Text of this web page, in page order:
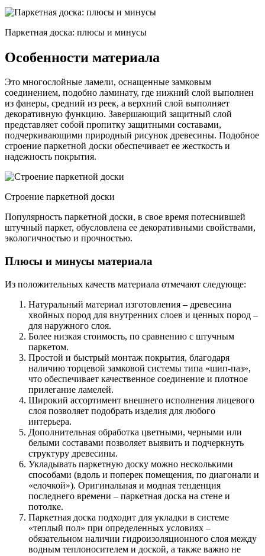
Паркетная доска: плюсы и минусы
Особенности материала
Это многослойные ламели, оснащенные замковым
соединением, подобно ламинату, где нижний слой выполнен
из фанеры, средний из реек, а верхний слой выполняет
декоративную функцию. Завершающий защитный слой
представляет собой пропитку защитными составами,
подчеркивающими природный рисунок древесины. Подобное
строение паркетной доски обеспечивает ее жесткость и
надежность покрытия.
Строение паркетной доски
Популярность паркетной доски, в свое время потеснившей
штучный паркет, обусловлена ее декоративными свойствами,
экологичностью и прочностью.
Плюсы и минусы материала
Из положительных качеств материала отмечают следующе:
Натуральный материал изготовления – древесина
хвойных пород для внутренних слоев и ценных пород –
для наружного слоя.
Более низкая стоимость, по сравнению с штучным
паркетом.
Простой и быстрый монтаж покрытия, благодаря
наличию торцевой замковой системы типа «шип-паз»,
что обеспечивает качественное соединение и плотное
прилегание ламелей.
Широкий ассортимент внешнего исполнения лицевого
слоя позволяет подобрать изделия для любого
интерьера.
Дополнительная обработка цветными, черными или
белыми составами позволяет выявить и подчеркнуть
структуру древесины.
Укладывать паркетную доску можно несколькими
способами (вдоль и поперек помещения, по диагонали и
«елочкой»). Оригинальная и модная тенденция
последнего времени – паркетная доска на стене и
потолке.
Паркетная доска подходит для укладки в системе
«теплый пол» при определенных условиях –
обязательном наличии гидроизоляционного слоя между
водным теплоносителем и доской, а также важно не